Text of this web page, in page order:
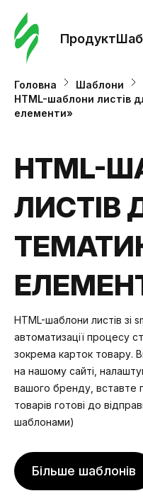
Продукт
Головна
Шаблони
HTML-шаблони листів
елементи»
HTML-
ЛИСТІВ
HTML-шаблони листів зі
автоматизації процесу
зокрема карток товару.
на нашому сайті,
вашого бренду, вставте
товарів готові до
шаблонами)
Більше шаблонів